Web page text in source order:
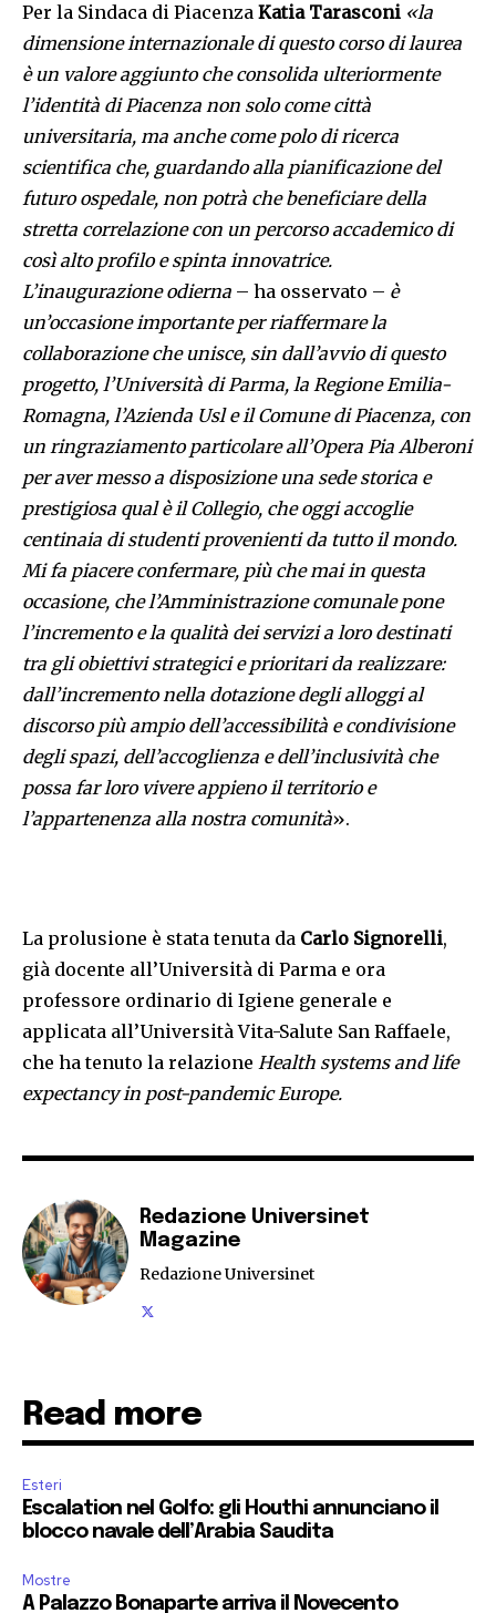
Per la Sindaca di Piacenza Katia Tarasconi «la
dimensione internazionale di questo corso di laurea
è un valore aggiunto che consolida ulteriormente
l’identità di Piacenza non solo come città
universitaria, ma anche come polo di ricerca
scientifica che, guardando alla pianificazione del
futuro ospedale, non potrà che beneficiare della
stretta correlazione con un percorso accademico di
così alto profilo e spinta innovatrice.
L’inaugurazione odierna – ha osservato – è
un’occasione importante per riaffermare la
collaborazione che unisce, sin dall’avvio di questo
progetto, l’Università di Parma, la Regione Emilia-
Romagna, l’Azienda Usl e il Comune di Piacenza, con
un ringraziamento particolare all’Opera Pia Alberoni
per aver messo a disposizione una sede storica e
prestigiosa qual è il Collegio, che oggi accoglie
centinaia di studenti provenienti da tutto il mondo.
Mi fa piacere confermare, più che mai in questa
occasione, che l’Amministrazione comunale pone
l’incremento e la qualità dei servizi a loro destinati
tra gli obiettivi strategici e prioritari da realizzare:
dall’incremento nella dotazione degli alloggi al
discorso più ampio dell’accessibilità e condivisione
degli spazi, dell’accoglienza e dell’inclusività che
possa far loro vivere appieno il territorio e
l’appartenenza alla nostra comunità».
La prolusione è stata tenuta da Carlo Signorelli,
già docente all’Università di Parma e ora
professore ordinario di Igiene generale e
applicata all’Università Vita-Salute San Raffaele,
che ha tenuto la relazione Health systems and life
expectancy in post-pandemic Europe.
Redazione Universinet
Magazine
Redazione Universinet
Read more
Esteri
Escalation nel Golfo: gli Houthi annunciano il
blocco navale dell’Arabia Saudita
Mostre
A Palazzo Bonaparte arriva il Novecento